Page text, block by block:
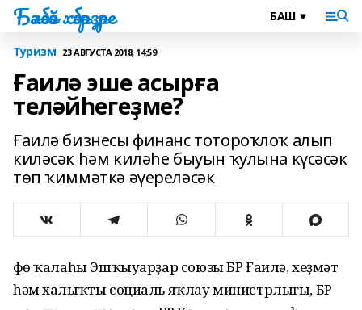
Бәләбәй хәбәрҙәре
Туризм 23 АВГУСТА 2018, 14:59
Ғаилә эше асырға
теләйһегеҙме?
Ғаилә бизнесы финанс тотороҡлоҡ алып
киләсәк һәм киләһе быуын ҡулына күсәсәк
төп ҡиммәткә әүереләсәк
Өфө ҡалаһы Эшҡыуарҙар союзы БР Ғаилә, хеҙмәт
һәм халыҡты социаль яҡлау министрлығы, БР